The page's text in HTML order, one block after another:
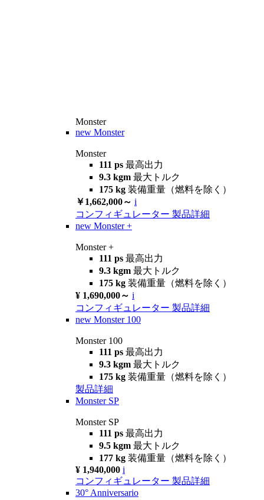
Monster
new Monster
Monster
111 ps 最高出力
9.3 kgm 最大トルク
175 kg 装備重量（燃料を除く）
￥1,662,000～ i
コンフィギュレーター 製品詳細
new Monster +
Monster +
111 ps 最高出力
9.3 kgm 最大トルク
175 kg 装備重量（燃料を除く）
¥ 1,690,000～ i
コンフィギュレーター 製品詳細
new Monster 100
Monster 100
111 ps 最高出力
9.3 kgm 最大トルク
175 kg 装備重量（燃料を除く）
製品詳細
Monster SP
Monster SP
111 ps 最高出力
9.5 kgm 最大トルク
177 kg 装備重量（燃料を除く）
¥ 1,940,000 i
コンフィギュレーター 製品詳細
30° Anniversario